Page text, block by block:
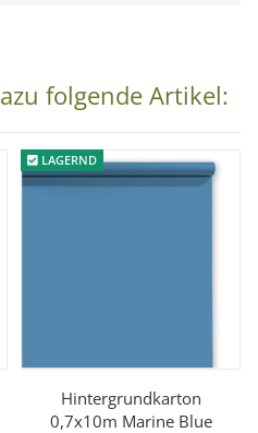
ohne optische Aufheller
folgende Artikel:
LAGERND
Hintergrundkarton
0,7x10m Marine Blue